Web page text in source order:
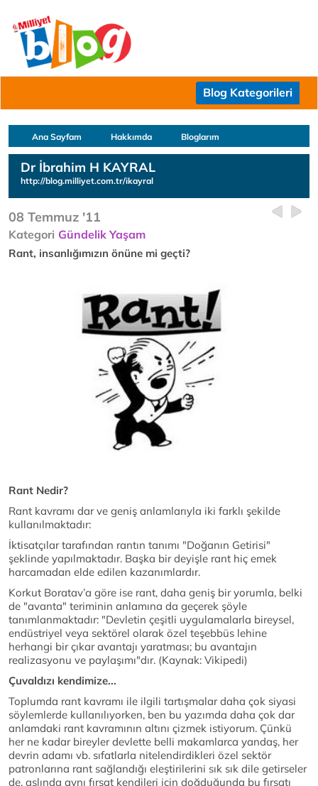
Blog Kategorileri
Ana Sayfam Hakkımda Bloglarım
Dr İbrahim H KAYRAL
http://blog.milliyet.com.tr/ikayral
08 Temmuz '11
Kategori Gündelik Yaşam
Rant, insanlığımızın önüne mi geçti?
Rant Nedir?
Rant kavramı dar ve geniş anlamlarıyla iki farklı şekilde
kullanılmaktadır:
İktisatçılar tarafından rantın tanımı "Doğanın Getirisi"
şeklinde yapılmaktadır. Başka bir deyişle rant hiç emek
harcamadan elde edilen kazanımlardır.
Korkut Boratav’a göre ise rant, daha geniş bir yorumla, belki
de "avanta" teriminin anlamına da geçerek şöyle
tanımlanmaktadır: "Devletin çeşitli uygulamalarla bireysel,
endüstriyel veya sektörel olarak özel teşebbüs lehine
herhangi bir çıkar avantajı yaratması; bu avantajın
realizasyonu ve paylaşımı"dır. (Kaynak: Vikipedi)
Çuvaldızı kendimize...
Toplumda rant kavramı ile ilgili tartışmalar daha çok siyasi
söylemlerde kullanılıyorken, ben bu yazımda daha çok dar
anlamdaki rant kavramının altını çizmek istiyorum. Çünkü
her ne kadar bireyler devlette belli makamlarca yandaş, her
devrin adamı vb. sıfatlarla nitelendirdikleri özel sektör
patronlarına rant sağlandığı eleştirilerini sık sık dile getirseler
de, aslında aynı fırsat kendileri için doğduğunda bu fırsatı